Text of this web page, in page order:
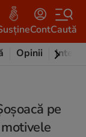
ContCaută
Opinii
pe